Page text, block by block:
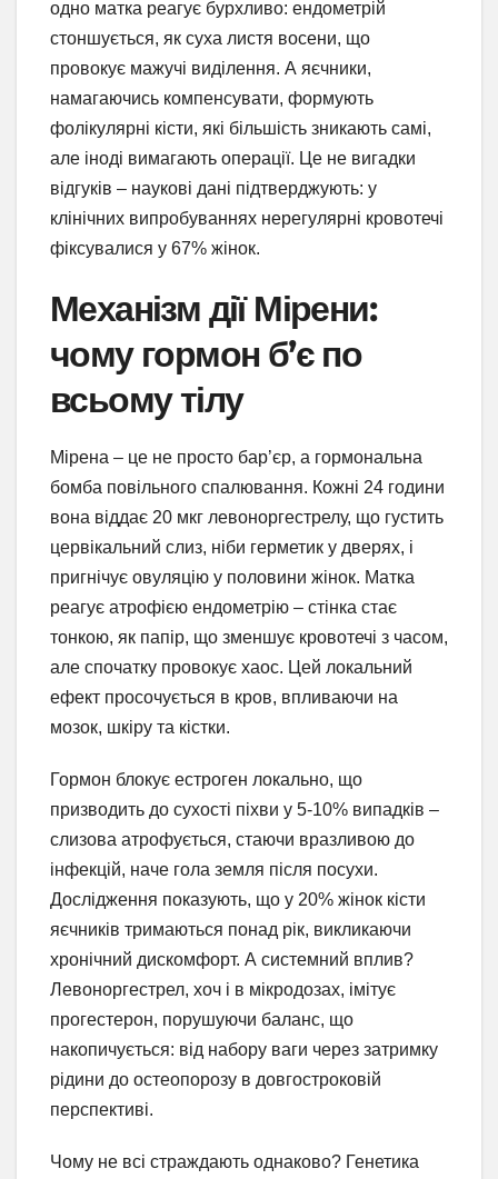
одно матка реагує бурхливо: ендометрій
стоншується, як суха листя восени, що
провокує мажучі виділення. А яєчники,
намагаючись компенсувати, формують
фолікулярні кісти, які більшість зникають самі,
але іноді вимагають операції. Це не вигадки
відгуків – наукові дані підтверджують: у
клінічних випробуваннях нерегулярні кровотечі
фіксувалися у 67% жінок.
Механізм дії Мірени:
чому гормон б’є по
всьому тілу
Мірена – це не просто бар’єр, а гормональна
бомба повільного спалювання. Кожні 24 години
вона віддає 20 мкг левоноргестрелу, що густить
цервікальний слиз, ніби герметик у дверях, і
пригнічує овуляцію у половини жінок. Матка
реагує атрофією ендометрію – стінка стає
тонкою, як папір, що зменшує кровотечі з часом,
але спочатку провокує хаос. Цей локальний
ефект просочується в кров, впливаючи на
мозок, шкіру та кістки.
Гормон блокує естроген локально, що
призводить до сухості піхви у 5-10% випадків –
слизова атрофується, стаючи вразливою до
інфекцій, наче гола земля після посухи.
Дослідження показують, що у 20% жінок кісти
яєчників тримаються понад рік, викликаючи
хронічний дискомфорт. А системний вплив?
Левоноргестрел, хоч і в мікродозах, імітує
прогестерон, порушуючи баланс, що
накопичується: від набору ваги через затримку
рідини до остеопорозу в довгостроковій
перспективі.
Чому не всі страждають однаково? Генетика